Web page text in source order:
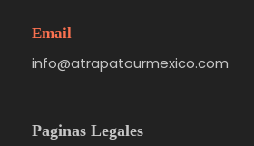
Email
info@atrapatourmexico.com
Paginas Legales